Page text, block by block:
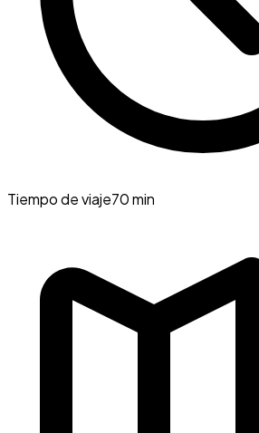
Tiempo de viaje70 min